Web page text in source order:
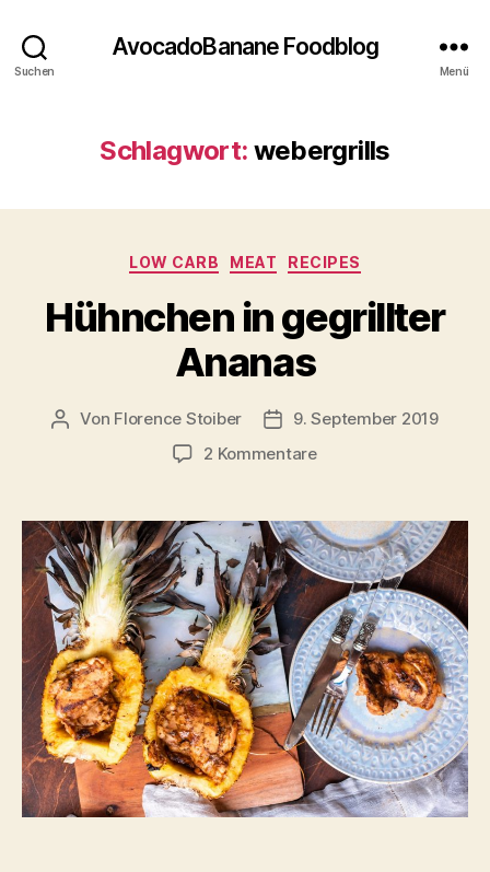
Suchen
AvocadoBanane Foodblog
Menü
Schlagwort: webergrills
Kategorien
LOW CARB MEAT RECIPES
Hühnchen in gegrillter
Ananas
Beitragsautor
Von Florence Stoiber Veröffentlichungsdatum
9. September 2019
2 Kommentarezu
gegrillter
Ananas